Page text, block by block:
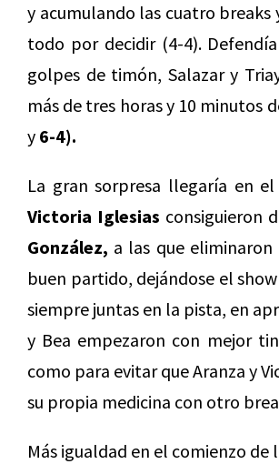
y acumulando las cuatro
todo por decidir (4-4).
golpes de timón, Salazar y
más de tres horas y 10
y 6-4).
La gran sorpresa llegaría en
Victoria Iglesias consiguieron
González, a las que
buen partido, dejándose el
siempre juntas en la pista, en
y Bea empezaron con mejor
como para evitar que Aranza y
su propia medicina con otro
Más igualdad en el comienzo